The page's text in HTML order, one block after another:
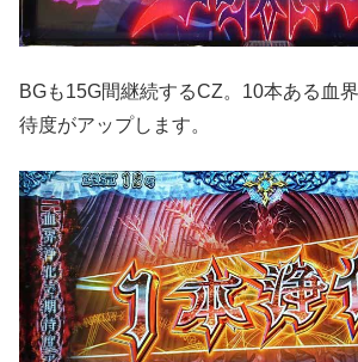
BGも15G間継続するCZ。10本ある血
待度がアップします。